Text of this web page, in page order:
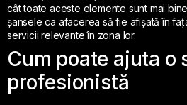
cât toate aceste elemente sunt mai
șansele ca afacerea să fie afișată în
servicii relevante în zona lor.
Cum poate ajuta o
profesionistă